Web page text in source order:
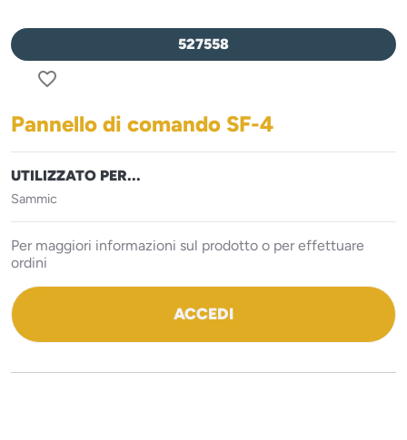
527558
favorite_border
Pannello di comando SF-4
UTILIZZATO PER...
Sammic
Per maggiori informazioni sul prodotto o per effettuare
ordini
ACCEDI